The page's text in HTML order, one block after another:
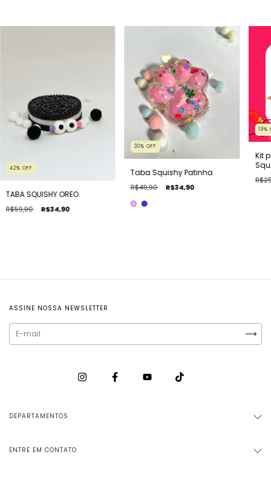
42% OFF
TABA SQUISHY OREO
R$59,90 R$34,90
30% OFF
Taba Squishy Patinha
R$49,90 R$34,90
19%
Kit
ASSINE NOSSA NEWSLETTER
DEPARTAMENTOS
ENTRE EM CONTATO